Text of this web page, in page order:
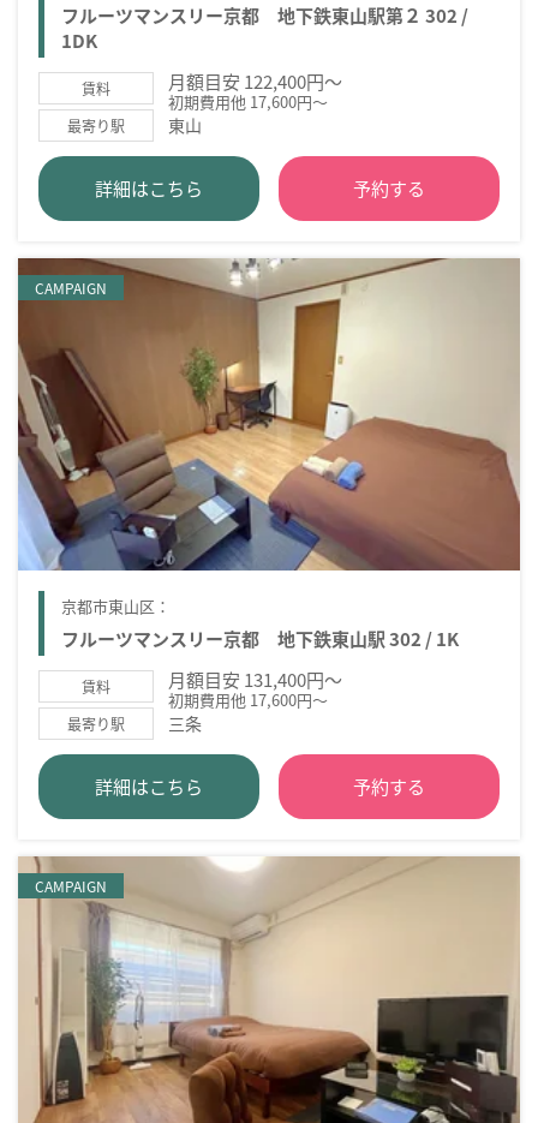
フルーツマンスリー京都 地下鉄東山駅第２ 302 /
1DK
賃料 月額目安 122,400円～
初期費用他 17,600円～
最寄り駅 東山
詳細はこちら 予約する
CAMPAIGN
京都市東山区：
フルーツマンスリー京都 地下鉄東山駅 302 / 1K
賃料 月額目安 131,400円～
初期費用他 17,600円～
最寄り駅 三条
詳細はこちら 予約する
CAMPAIGN